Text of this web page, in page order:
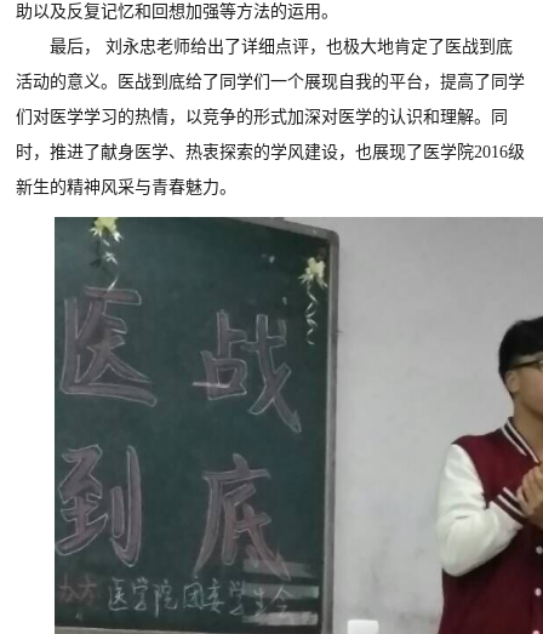
助以及反复记忆和回想加强等方法的运用。
最后， 刘永忠老师给出了详细点评，也极大地肯定了医战到底
活动的意义。医战到底给了同学们一个展现自我的平台，提高了同学
们对医学学习的热情，以竞争的形式加深对医学的认识和理解。同
时，推进了献身医学、热衷探索的学风建设，也展现了医学院2016级
新生的精神风采与青春魅力。